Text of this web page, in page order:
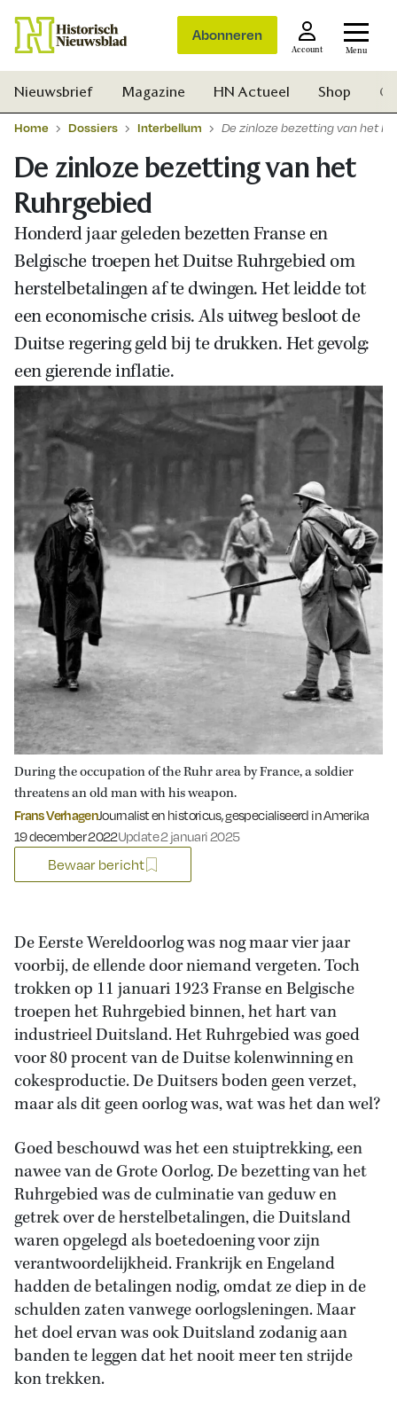
Abonneren
Account Menu
Zoek
Nieuwsbrief Magazine HN Actueel Shop
Home Dossiers Interbellum De zinloze bezetting van het
De zinloze bezetting van het
Ruhrgebied
Honderd jaar geleden bezetten Franse en
Belgische troepen het Duitse Ruhrgebied om
herstelbetalingen af te dwingen. Het leidde tot
een economische crisis. Als uitweg besloot de
Duitse regering geld bij te drukken. Het gevolg:
een gierende inflatie.
During the occupation of the Ruhr area by France, a soldier
threatens an old man with his weapon.
Frans VerhagenJournalist en historicus, gespecialiseerd in Amerika
Gepubliceerd op:
19 december 2022Update 2 januari 2025
Bewaar bericht
De Eerste Wereldoorlog was nog maar vier jaar
voorbij, de ellende door niemand vergeten. Toch
trokken op 11 januari 1923 Franse en Belgische
troepen het Ruhrgebied binnen, het hart van
industrieel Duitsland. Het Ruhrgebied was goed
voor 80 procent van de Duitse kolenwinning en
cokesproductie. De Duitsers boden geen verzet,
maar als dit geen oorlog was, wat was het dan wel?
Goed beschouwd was het een stuiptrekking, een
nawee van de Grote Oorlog. De bezetting van het
Ruhrgebied was de culminatie van geduw en
getrek over de herstelbetalingen, die Duitsland
waren opgelegd als boetedoening voor zijn
verantwoordelijkheid. Frankrijk en Engeland
hadden de betalingen nodig, omdat ze diep in de
schulden zaten vanwege oorlogsleningen. Maar
het doel ervan was ook Duitsland zodanig aan
banden te leggen dat het nooit meer ten strijde
kon trekken.